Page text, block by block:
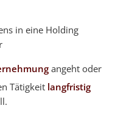
in eine Holding
angeht oder
Tätigkeit langfristig